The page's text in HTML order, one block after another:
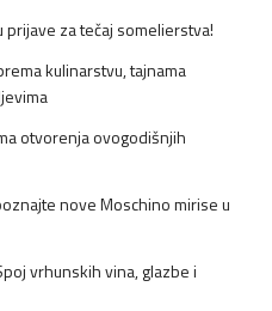
prijave za tečaj somelierstva!
kulinarstvu, tajnama
otvorenja ovogodišnjih
nove Moschino mirise u
Spoj vrhunskih vina, glazbe i